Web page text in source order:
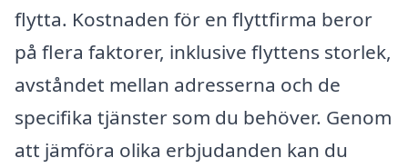
flytta. Kostnaden för en flyttfirma beror
på flera faktorer, inklusive flyttens storlek,
avståndet mellan adresserna och de
specifika tjänster som du behöver. Genom
att jämföra olika erbjudanden kan du